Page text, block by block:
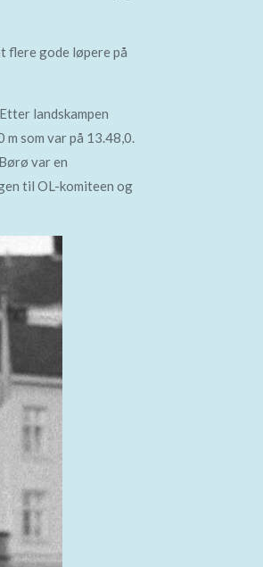
flere gode løpere på
landskampen
som var på 13.48,0.
var en
til OL-komiteen og